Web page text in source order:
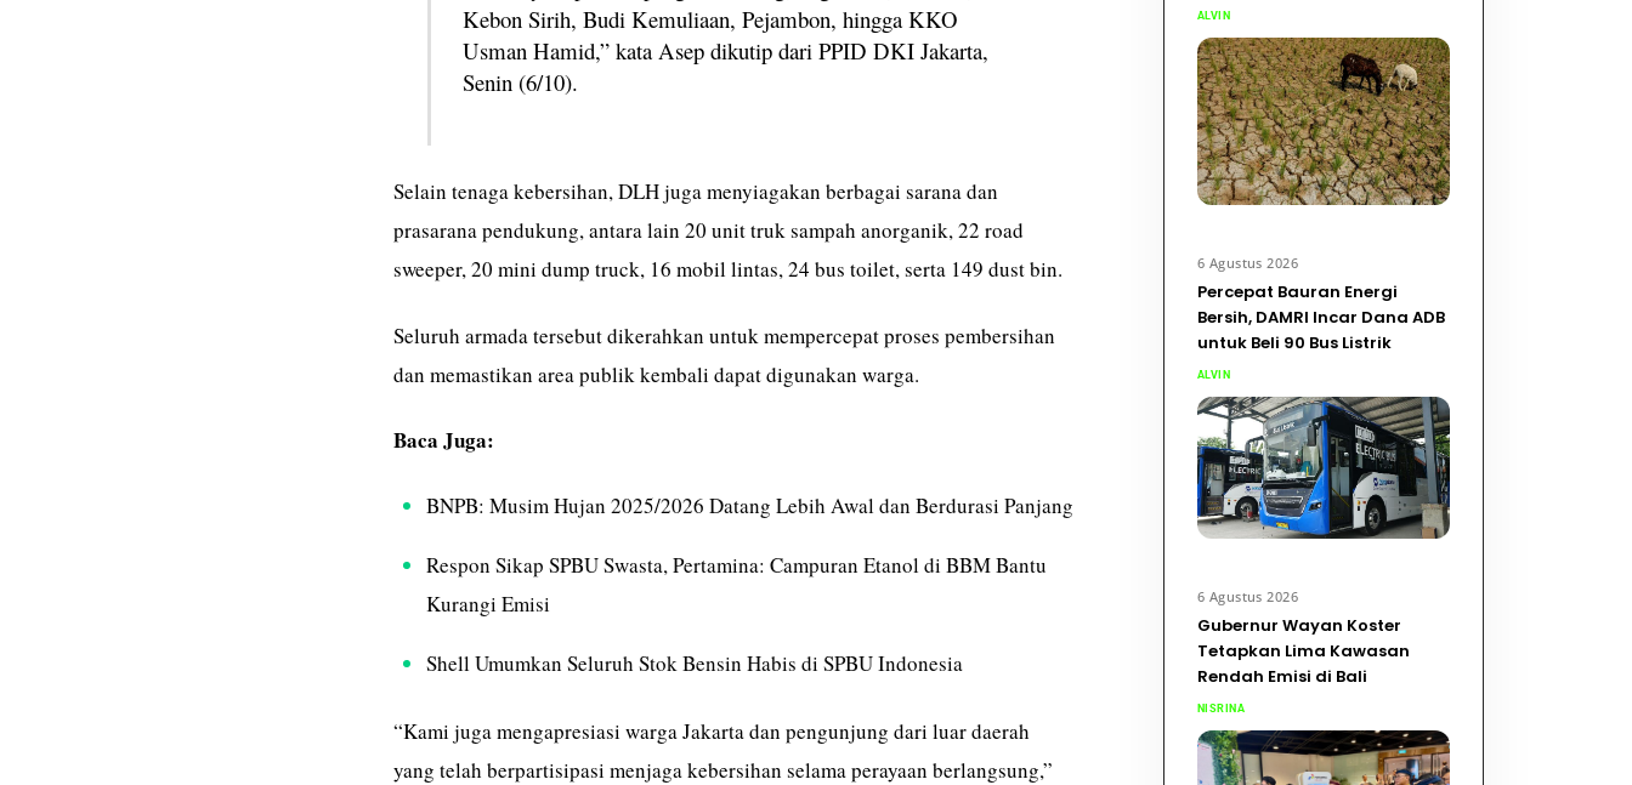
Kebon Sirih, Budi Kemuliaan, Pejambon, hingga KKO
Usman Hamid,” kata Asep dikutip dari PPID DKI Jakarta,
Senin (6/10).
Selain tenaga kebersihan, DLH juga menyiagakan berbagai sarana dan
prasarana pendukung, antara lain 20 unit truk sampah anorganik, 22 road
sweeper, 20 mini dump truck, 16 mobil lintas, 24 bus toilet, serta 149 dust bin.
Seluruh armada tersebut dikerahkan untuk mempercepat proses pembersihan
dan memastikan area publik kembali dapat digunakan warga.
Baca Juga:
BNPB: Musim Hujan 2025/2026 Datang Lebih Awal dan Berdurasi Panjang
Respon Sikap SPBU Swasta, Pertamina: Campuran Etanol di BBM Bantu
Kurangi Emisi
Shell Umumkan Seluruh Stok Bensin Habis di SPBU Indonesia
“Kami juga mengapresiasi warga Jakarta dan pengunjung dari luar daerah
yang telah berpartisipasi menjaga kebersihan selama perayaan berlangsung,”
ALVIN
6 Agustus 2026
Percepat Bauran Energi
Bersih, DAMRI Incar Dana ADB
untuk Beli 90 Bus Listrik
ALVIN
6 Agustus 2026
Gubernur Wayan Koster
Tetapkan Lima Kawasan
Rendah Emisi di Bali
NISRINA